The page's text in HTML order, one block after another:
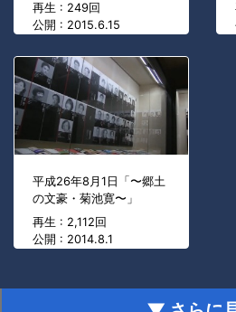
再生 : 249回
公開 : 2015.6.15
平成26年8月1日「〜郷土
の文豪・菊池寛〜」
再生 : 2,112回
公開 : 2014.8.1